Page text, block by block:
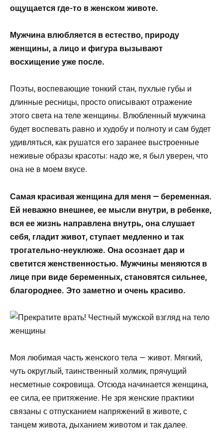
ощущается где-то в женском животе.
Мужчина влюбляется в естество, природу
женщины, а лицо и фигура вызывают
восхищение уже после.
Поэты, воспевающие тонкий стан, пухлые губы и
длинные ресницы, просто описывают отражение
этого света на теле женщины. Влюбленный мужчина
будет воспевать равно и худобу и полноту и сам будет
удивляться, как рушатся его заранее выстроенные
неживые образы красоты: надо же, я был уверен, что
она не в моем вкусе.
Самая красивая женщина для меня — беременная.
Ей неважно внешнее, ее мысли внутри, в ребенке,
вся ее жизнь направлена внутрь, она слушает
себя, гладит живот, ступает медленно и так
трогательно-неуклюже. Она осознает дар и
светится женственностью. Мужчины меняются в
лице при виде беременных, становятся сильнее,
благороднее. Это заметно и очень красиво.
Моя любимая часть женского тела — живот. Мягкий,
чуть округлый, таинственный холмик, прячущий
несметные сокровища. Отсюда начинается женщина,
ее сила, ее притяжение. Не зря женские практики
связаны с отпусканием напряжений в животе, с
танцем живота, дыханием животом и так далее.